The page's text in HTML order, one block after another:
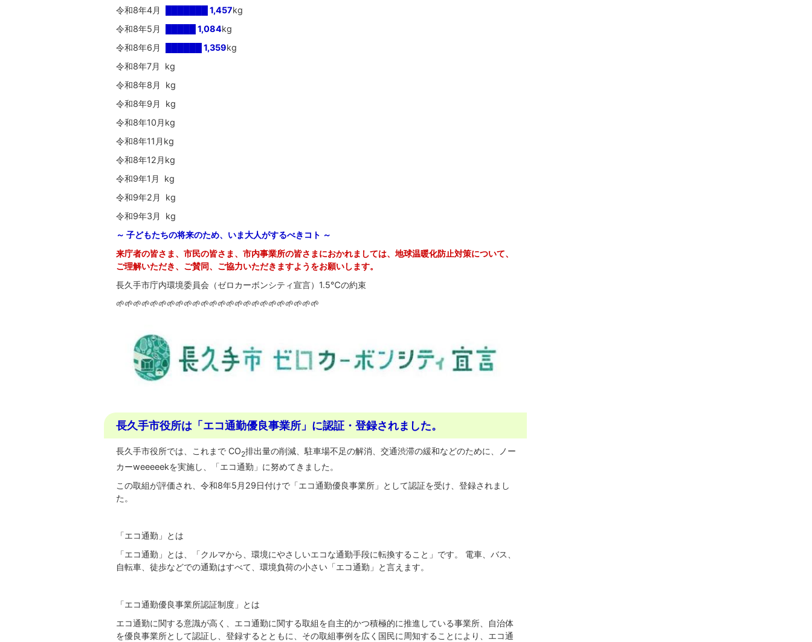
令和8年4月
███████ 1,457kg
令和8年5月
█████ 1,084kg
令和8年6月
██████ 1,359kg
令和8年7月 kg
令和8年8月 kg
令和8年9月 kg
令和8年10月kg
令和8年11月kg
令和8年12月kg
令和9年1月 kg
令和9年2月 kg
令和9年3月 kg
～ 子どもたちの将来のため、いま大人がするべきコト ～
来庁者の皆さま、市民の皆さま、市内事業所の皆さまにおかれましては、地球温暖化防止対策について、
ご理解いただき、ご賛同、ご協力いただきますようをお願いします。
長久手市庁内環境委員会（ゼロカーボンシティ宣言）1.5℃の約束
🌱🌱🌱🌱🌱🌱🌱🌱🌱🌱🌱🌱🌱🌱🌱🌱🌱🌱🌱🌱🌱🌱🌱🌱
長久手市役所は「エコ通勤優良事業所」に認証・登録されました。
長久手市役所では、これまで CO2排出量の削減、駐車場不足の解消、交通渋滞の緩和などのために、ノー
カーweeeeekを実施し、「エコ通勤」に努めてきました。
この取組が評価され、令和8年5月29日付けで「エコ通勤優良事業所」として認証を受け、登録されまし
た。
「エコ通勤」とは
「エコ通勤」とは、「クルマから、環境にやさしいエコな通勤手段に転換すること」です。 電車、バス、
自転車、徒歩などでの通勤はすべて、環境負荷の小さい「エコ通勤」と言えます。
「エコ通勤優良事業所認証制度」とは
エコ通勤に関する意識が高く、エコ通勤に関する取組を自主的かつ積極的に推進している事業所、自治体
を優良事業所として認証し、登録するとともに、その取組事例を広く国民に周知することにより、エコ通